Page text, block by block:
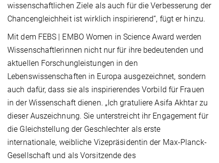
wissenschaftlichen Ziele als auch für die Verbesserung der
Chancengleichheit ist wirklich inspirierend“, fügt er hinzu.
Mit dem FEBS | EMBO Women in Science Award werden
Wissenschaftlerinnen nicht nur für ihre bedeutenden und
aktuellen Forschungleistungen in den
Lebenswissenschaften in Europa ausgezeichnet, sondern
auch dafür, dass sie als inspirierendes Vorbild für Frauen
in der Wissenschaft dienen. „Ich gratuliere Asifa Akhtar zu
dieser Auszeichnung. Sie unterstreicht ihr Engagement für
die Gleichstellung der Geschlechter als erste
internationale, weibliche Vizepräsidentin der Max-Planck-
Gesellschaft und als Vorsitzende des